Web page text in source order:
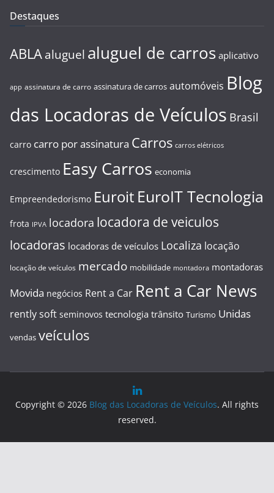
Destaques
ABLA aluguel aluguel de carros aplicativo
app assinatura de carro assinatura de carros automóveis Blog
das Locadoras de Veículos Brasil
carro carro por assinatura Carros carros elétricos
crescimento Easy Carros economia
Empreendedorismo Euroit EuroIT Tecnologia
frota IPVA locadora locadora de veiculos
locadoras locadoras de veículos Localiza locação
locação de veículos mercado mobilidade montadora montadoras
Movida negócios Rent a Car Rent a Car News
rently soft seminovos tecnologia trânsito Turismo Unidas
vendas veículos
Copyright © 2026 Blog das Locadoras de Veículos. All rights
reserved.